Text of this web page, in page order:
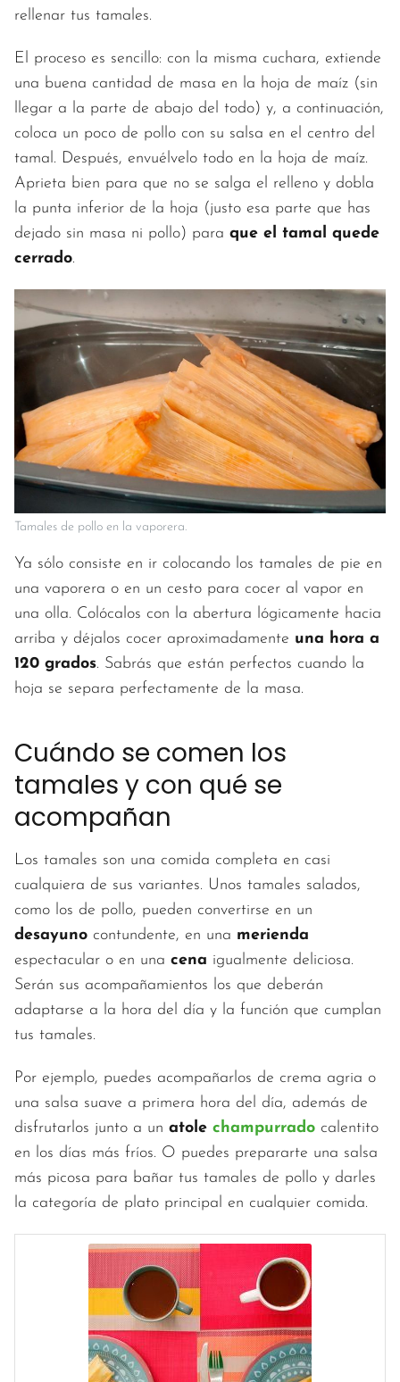
rellenar tus tamales.
El proceso es sencillo: con la misma cuchara, extiende
una buena cantidad de masa en la hoja de maíz (sin
llegar a la parte de abajo del todo) y, a continuación,
coloca un poco de pollo con su salsa en el centro del
tamal. Después, envuélvelo todo en la hoja de maíz.
Aprieta bien para que no se salga el relleno y dobla
la punta inferior de la hoja (justo esa parte que has
dejado sin masa ni pollo) para que el tamal quede
cerrado.
Tamales de pollo en la vaporera.
Ya sólo consiste en ir colocando los tamales de pie en
una vaporera o en un cesto para cocer al vapor en
una olla. Colócalos con la abertura lógicamente hacia
arriba y déjalos cocer aproximadamente una hora a
120 grados. Sabrás que están perfectos cuando la
hoja se separa perfectamente de la masa.
Cuándo se comen los
tamales y con qué se
acompañan
Los tamales son una comida completa en casi
cualquiera de sus variantes. Unos tamales salados,
como los de pollo, pueden convertirse en un
desayuno contundente, en una merienda
espectacular o en una cena igualmente deliciosa.
Serán sus acompañamientos los que deberán
adaptarse a la hora del día y la función que cumplan
tus tamales.
Por ejemplo, puedes acompañarlos de crema agria o
una salsa suave a primera hora del día, además de
disfrutarlos junto a un atole champurrado calentito
en los días más fríos. O puedes prepararte una salsa
más picosa para bañar tus tamales de pollo y darles
la categoría de plato principal en cualquier comida.